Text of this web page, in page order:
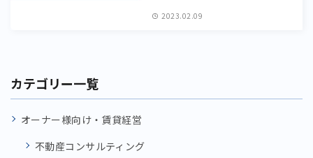
2023.02.09
カテゴリー一覧
オーナー様向け・賃貸経営
不動産コンサルティング